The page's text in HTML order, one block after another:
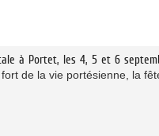
à Portet, les 4, 5 et 6
fort de la vie portésienne, la